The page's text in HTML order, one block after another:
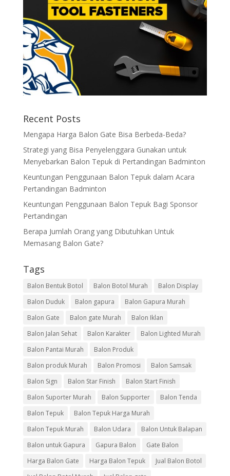
Recent Posts
Mengapa Harga Balon Gate Bisa Berbeda-Beda?
Strategi yang Bisa Penyelenggara Gunakan untuk
Menyebarkan Balon Tepuk di Pertandingan Badminton
Keuntungan Penggunaan Balon Tepuk dalam Acara
Pertandingan Badminton
Keuntungan Penggunaan Balon Tepuk Bagi Sponsor
Pertandingan
Berapa Jumlah Orang yang Dibutuhkan Untuk
Memasang Balon Gate?
Tags
Balon Bentuk Botol Balon Botol Murah
Balon Display
Balon Duduk
Balon gapura
Balon Gapura Murah
Balon Gate
Balon gate Murah
Balon Iklan
Balon Jalan Sehat
Balon Karakter
Balon Lighted Murah
Balon Pantai Murah
Balon Produk
Balon produk Murah
Balon Promosi
Balon Samsak
Balon Sign
Balon Star Finish
Balon Start Finish
Balon Suporter Murah
Balon Supporter
Balon Tenda
Balon Tepuk
Balon Tepuk Harga Murah
Balon Tepuk Murah
Balon Udara
Balon Untuk Balapan
Balon untuk Gapura
Gapura Balon
Gate Balon
Harga Balon Gate
Harga Balon Tepuk
Jual Balon Botol